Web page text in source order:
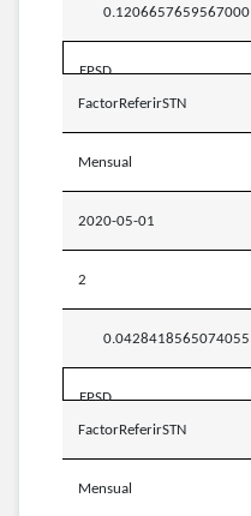
0.1206657659567000
EPSD
FactorReferirSTN
Mensual
2020-05-01
2
0.0428418565074055
EPSD
FactorReferirSTN
Mensual